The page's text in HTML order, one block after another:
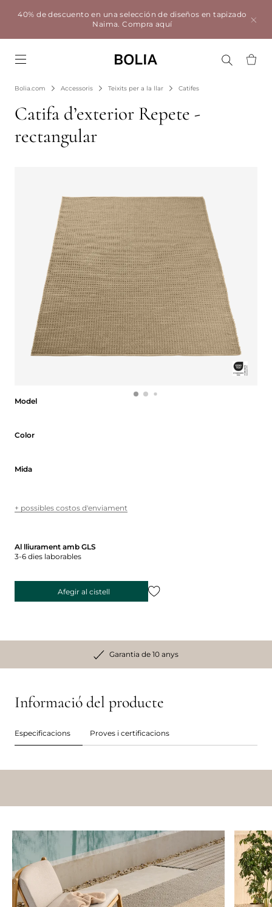
40% de descuento en una selección de diseños en tapizado
Naima.Compra aquí
Bolia.com Accessoris Teixits per a la llar Catifes
Catifa d’exterior Repete -
rectangular
Model
Color
Mida
+ possibles costos d'enviament
Al lliurament amb GLS
3-6 dies laborables
Afegir al cistell
Garantia de 10 anys
Informació del producte
Especificacions Proves i certificacions